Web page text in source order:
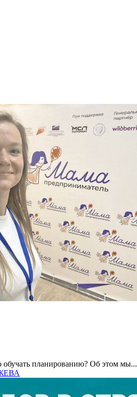
обучать планированию? Об этом мы...